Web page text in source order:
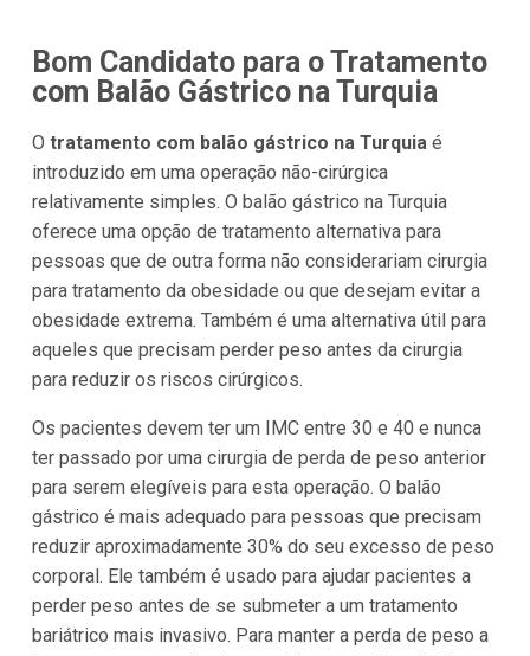
Bom Candidato para o Tratamento
com Balão Gástrico na Turquia
O tratamento com balão gástrico na Turquia é
introduzido em uma operação não-cirúrgica
relativamente simples. O balão gástrico na Turquia
oferece uma opção de tratamento alternativa para
pessoas que de outra forma não considerariam cirurgia
para tratamento da obesidade ou que desejam evitar a
obesidade extrema. Também é uma alternativa útil para
aqueles que precisam perder peso antes da cirurgia
para reduzir os riscos cirúrgicos.
Os pacientes devem ter um IMC entre 30 e 40 e nunca
ter passado por uma cirurgia de perda de peso anterior
para serem elegíveis para esta operação. O balão
gástrico é mais adequado para pessoas que precisam
reduzir aproximadamente 30% do seu excesso de peso
corporal. Ele também é usado para ajudar pacientes a
perder peso antes de se submeter a um tratamento
bariátrico mais invasivo. Para manter a perda de peso a